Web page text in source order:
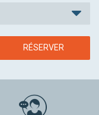
RÉSERVER